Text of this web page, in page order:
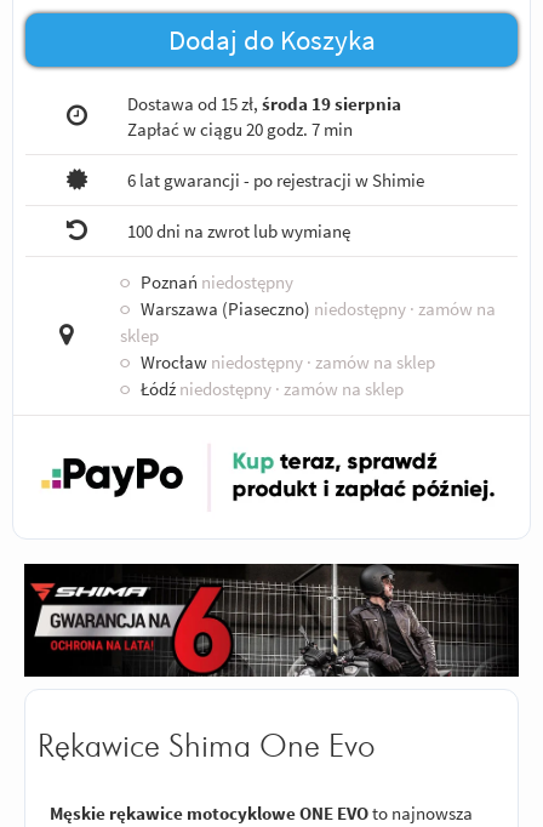
Dodaj do Koszyka
Dostawa od 15 zł, środa 19 sierpnia
Zapłać w ciągu20 godz. 7 min
6 lat gwarancji - po rejestracji w Shimie
100 dni na zwrot lub wymianę
○ Poznań niedostępny
○ Warszawa (Piaseczno) niedostępny · zamów na
sklep
○ Wrocław niedostępny · zamów na sklep
○ Łódź niedostępny · zamów na sklep
Rękawice Shima One Evo
Męskie rękawice motocyklowe ONE EVOto najnowsza